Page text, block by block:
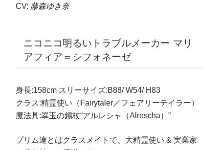
CV: 藤森ゆき奈
ニコニコ明るいトラブルメーカー マリ
アフィア＝シフォネーゼ
身長:158cm スリーサイズ:B88/ W54/ H83
クラス:精霊使い（Fairytaler／フェアリーテイラー）
魔法具:翠玉の錫杖“アルレシャ（Alrescha）”
プリム達とはクラスメイトで、大精霊使い & 実業家